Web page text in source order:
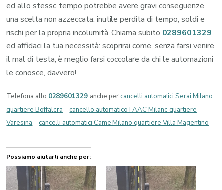
ed allo stesso tempo potrebbe avere gravi conseguenze
una scelta non azzeccata: inutile perdita di tempo, soldi e
rischi per la propria incolumità. Chiama subito 0289601329
ed affidaci la tua necessità: scoprirai come, senza farsi venire
il mal di testa, è meglio farsi coccolare da chi le automazioni
le conosce, davvero!
Telefona allo 0289601329 anche percancelli automatici Serai Milano
quartiere Boffalora –cancello automatico FAAC Milano quartiere
Varesina –cancelli automatici Came Milano quartiere Villa Magentino
Possiamo aiutarti anche per: